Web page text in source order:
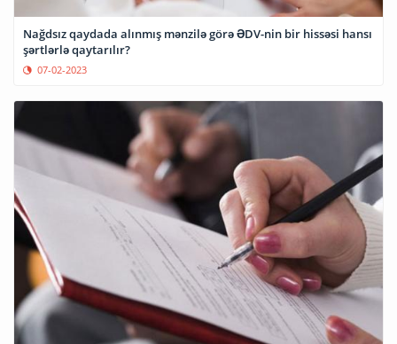
Nağdsız qaydada alınmış mənzilə görə ƏDV-nin bir hissəsi hansı
şərtlərlə qaytarılır?
07-02-2023